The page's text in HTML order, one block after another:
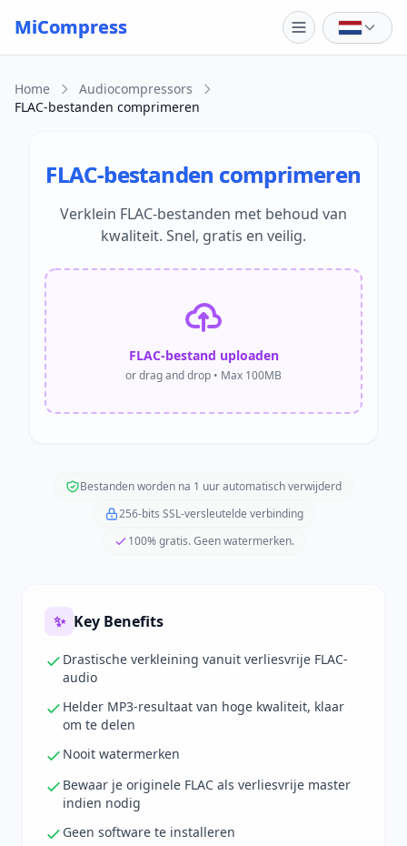
Skip to main content
MiCompress
Home
Audiocompressors
FLAC-bestanden comprimeren
FLAC-bestanden comprimeren
Verklein FLAC-bestanden met behoud van
kwaliteit. Snel, gratis en veilig.
FLAC-bestand uploaden
or drag and drop • Max 100MB
Bestanden worden na 1 uur automatisch verwijderd
256-bits SSL-versleutelde verbinding
100% gratis. Geen watermerken.
✨ Key Benefits
Drastische verkleining vanuit verliesvrije FLAC-
audio
Helder MP3-resultaat van hoge kwaliteit, klaar
om te delen
Nooit watermerken
Bewaar je originele FLAC als verliesvrije master
indien nodig
Geen software te installeren